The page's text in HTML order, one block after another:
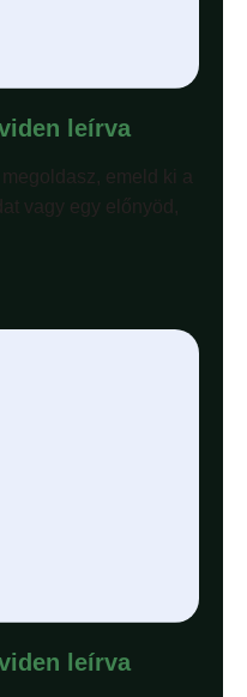
leírva
emeld ki a
vagy egy előnyöd,
leírva